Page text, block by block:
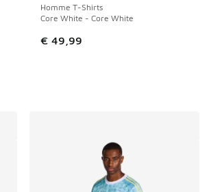
Homme T-Shirts
Core White - Core White
€ 49,99